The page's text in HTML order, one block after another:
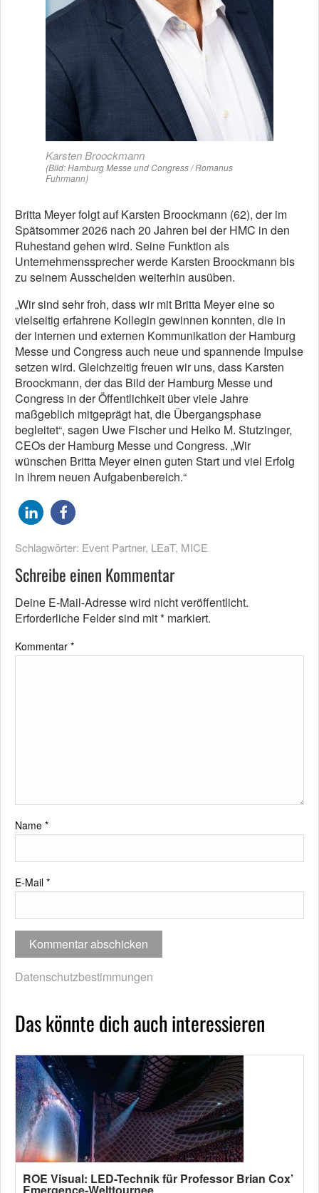
Karsten Broockmann
(Bild: Hamburg Messe und Congress / Romanus
Fuhrmann)
Britta Meyer folgt auf Karsten Broockmann (62), der im
Spätsommer 2026 nach 20 Jahren bei der HMC in den
Ruhestand gehen wird. Seine Funktion als
Unternehmenssprecher werde Karsten Broockmann bis
zu seinem Ausscheiden weiterhin ausüben.
„Wir sind sehr froh, dass wir mit Britta Meyer eine so
vielseitig erfahrene Kollegin gewinnen konnten, die in
der internen und externen Kommunikation der Hamburg
Messe und Congress auch neue und spannende Impulse
setzen wird. Gleichzeitig freuen wir uns, dass Karsten
Broockmann, der das Bild der Hamburg Messe und
Congress in der Öffentlichkeit über viele Jahre
maßgeblich mitgeprägt hat, die Übergangsphase
begleitet“, sagen Uwe Fischer und Heiko M. Stutzinger,
CEOs der Hamburg Messe und Congress. „Wir
wünschen Britta Meyer einen guten Start und viel Erfolg
in ihrem neuen Aufgabenbereich.“
Schlagwörter: Event Partner, LEaT, MICE
Schreibe einen Kommentar
Deine E-Mail-Adresse wird nicht veröffentlicht.
Erforderliche Felder sind mit* markiert.
Kommentar *
Name *
E-Mail *
Datenschutzbestimmungen
Das könnte dich auch interessieren
ROE Visual: LED-Technik für Professor Brian Cox’